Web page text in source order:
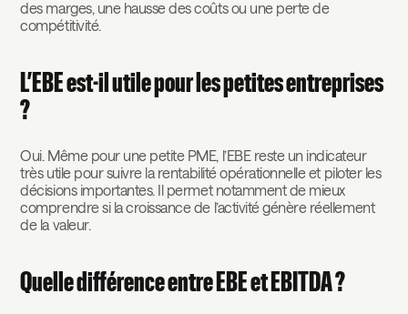
des marges, une hausse des coûts ou une perte de
compétitivité.
L’EBE est-il utile pour les petites entreprises
?
Oui. Même pour une petite PME, l’EBE reste un indicateur
très utile pour suivre la rentabilité opérationnelle et piloter les
décisions importantes. Il permet notamment de mieux
comprendre si la croissance de l’activité génère réellement
de la valeur.
Quelle différence entre EBE et EBITDA ?